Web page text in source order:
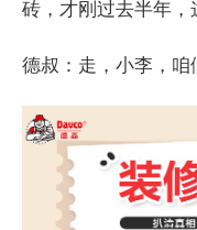
砖，才刚过去半年，
德叔：走，小李，咱